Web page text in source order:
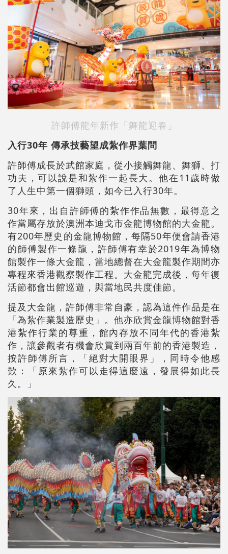
許師傅龍年新作 「舞龍迎春」
入行30年 傳承技藝望成紮作界葉問
許師傅成長於武館家庭，從小接觸舞龍、舞獅、打
功夫，可以說是和紮作一起長大。他在11歲時做
了人生中第一個獅頭，如今已入行30年。
30年來，出自許師傅的紮作作品無數，最得意之
作當屬存放於澳洲本迪戈市金龍博物館的大金龍。
有200年歷史的金龍博物館，每隔50年便會請香港
的師傅製作一條龍，許師傅有幸於2019年為博物
館製作一條大金龍，當地總督在大金龍製作期間亦
專程來香港觀察製作工程。大金龍完成後，每年復
活節都會出館巡遊，與當地民共度佳節。
提及大金龍，許師傅非常自豪，認為這件作品是在
「為紮作業製造歷史」。他亦欣賞金龍博物館對香
港紮作行業的尊重，館內存放不同年代的香港紮
作，讓參觀者有機會欣賞到兩百年前的香港製造，
按許師傅所言，「絕對大開眼界」，同時令他感
歎：「原來紮作可以走得這麼遠，發展得如此長
久。」